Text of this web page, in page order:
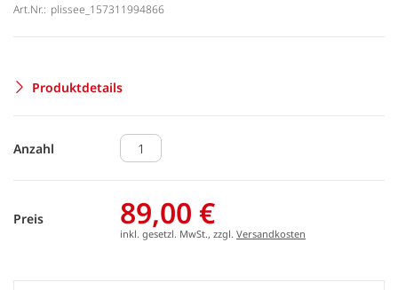
Art.Nr.: plissee_157311994866
Produktdetails
Anzahl
Preis 89,00 €
inkl. gesetzl. MwSt., zzgl. Versandkosten